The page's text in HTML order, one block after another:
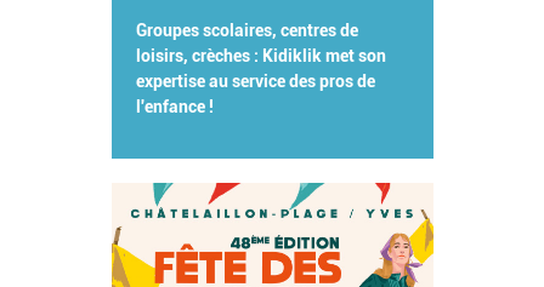
Groupes scolaires, centres de
loisirs, crèches : Kidiklik met son
expertise au service des pros de
l'enfance !